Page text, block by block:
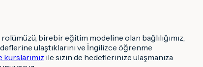
birebir eğitim modeline olan bağlılığımız,
ulaştıklarını ve İngilizce öğrenme
kurslarımız ile sizin de hedeflerinize ulaşmanıza